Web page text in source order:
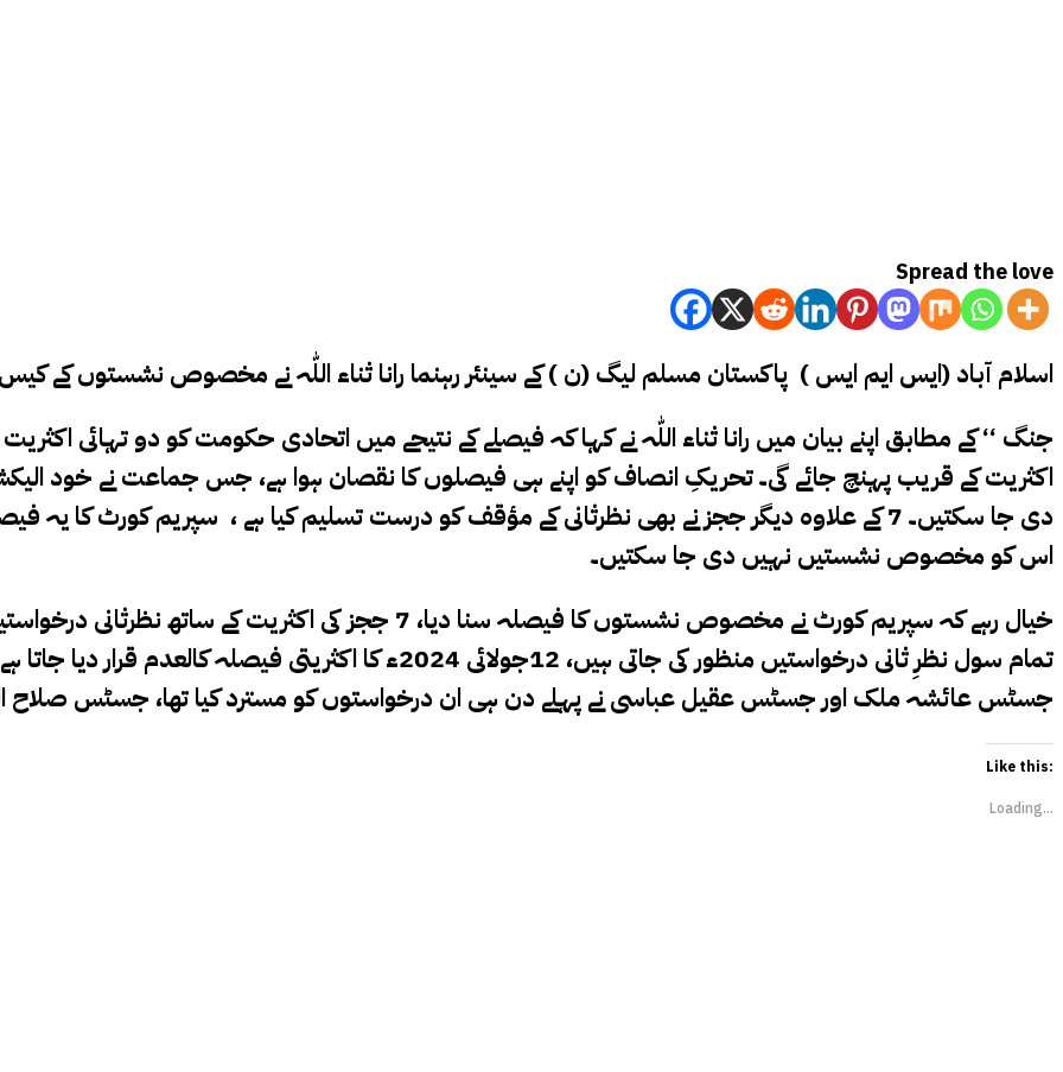
Spread the love
اسلام آباد (ایس ایم ایس ) پاکستان مسلم لیگ (ن ) کے سینئر رہنما رانا ثناء اللّٰہ نے مخصوص نشستوں کے
اکثریت کے قریب پہنچ جائے گی۔ تحریکِ انصاف کو اپنے ہی فیصلوں کا نقصان ہوا ہے، جس جماعت نے
دی جا سکتیں۔ 7 کے علاوہ دیگر ججز نے بھی نظرثانی کے مؤقف کو درست تسلیم کیا ہے ، سپریم کورٹ
اس کو مخصوص نشستیں نہیں دی جا سکتیں۔
خیال رہے کہ سپریم کورٹ نے مخصوص نشستوں کا فیصلہ سنا دیا، 7
جسٹس عائشہ ملک اور جسٹس عقیل عباسی نے پہلے دن ہی ان درخواستوں کو مسترد کیا تھا، جسٹس صلاح
Like this:
Loading...